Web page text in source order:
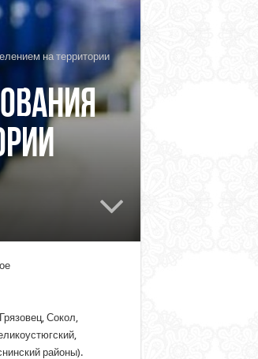
на территории
Сокол,
районы).